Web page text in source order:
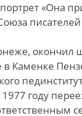
«Она
окончил
Каменке
году